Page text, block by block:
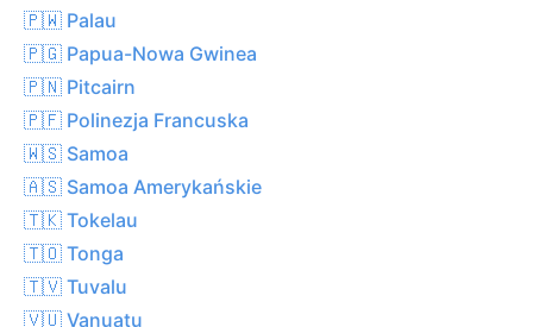
🇵🇼 Palau
🇵🇬 Papua-Nowa Gwinea
🇵🇳 Pitcairn
🇵🇫 Polinezja Francuska
🇼🇸 Samoa
🇦🇸 Samoa Amerykańskie
🇹🇰 Tokelau
🇹🇴 Tonga
🇹🇻 Tuvalu
🇻🇺 Vanuatu